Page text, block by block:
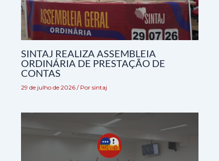
SINTAJ REALIZA ASSEMBLEIA
ORDINÁRIA DE PRESTAÇÃO DE
CONTAS
29 de julho de 2026 / Por sintaj